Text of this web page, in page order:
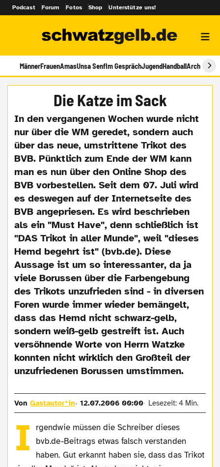
Podcast Forum Fotos Shop Unterstütze uns!
MännerFrauenAmasUnsa SenfIm GesprächJugendHandballArchiv
Die Katze im Sack
In den vergangenen Wochen wurde nicht
nur über die WM geredet, sondern auch
über das neue, umstrittene Trikot des
BVB. Pünktlich zum Ende der WM kann
man es nun über den Online Shop des
BVB vorbestellen. Seit dem 07. Juli wird
es deswegen auf der Internetseite des
BVB angepriesen. Es wird beschrieben
als ein "Must Have", denn schließlich ist
"DAS Trikot in aller Munde", weil "dieses
Hemd begehrt ist" (bvb.de). Diese
Aussage ist um so interessanter, da ja
viele Borussen über die Farbengebung
des Trikots unzufrieden sind - in diversen
Foren wurde immer wieder bemängelt,
dass das Hemd nicht schwarz-gelb,
sondern weiß-gelb gestreift ist. Auch
versöhnende Worte von Herrn Watzke
konnten nicht wirklich den Großteil der
unzufriedenen Borussen umstimmen.
VonGastautor*in 12.07.2006 00:00 Lesezeit: 4 Min.
I
rgendwie müssen die Schreiber dieses
bvb.de-Beitrags etwas falsch verstanden
haben. Gut erkannt haben sie, dass das Trikot